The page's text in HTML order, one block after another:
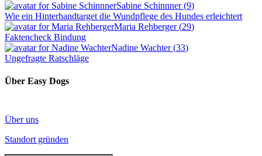
Sabine Schinnner(9)
Wie ein Hinterhandtarget die Wundpflege des Hundes erleichtert
Maria Rehberger(29)
Faktencheck Bindung
Nadine Wachter(33)
Ungefragte Ratschläge
Über Easy Dogs
Über uns
Standort gründen